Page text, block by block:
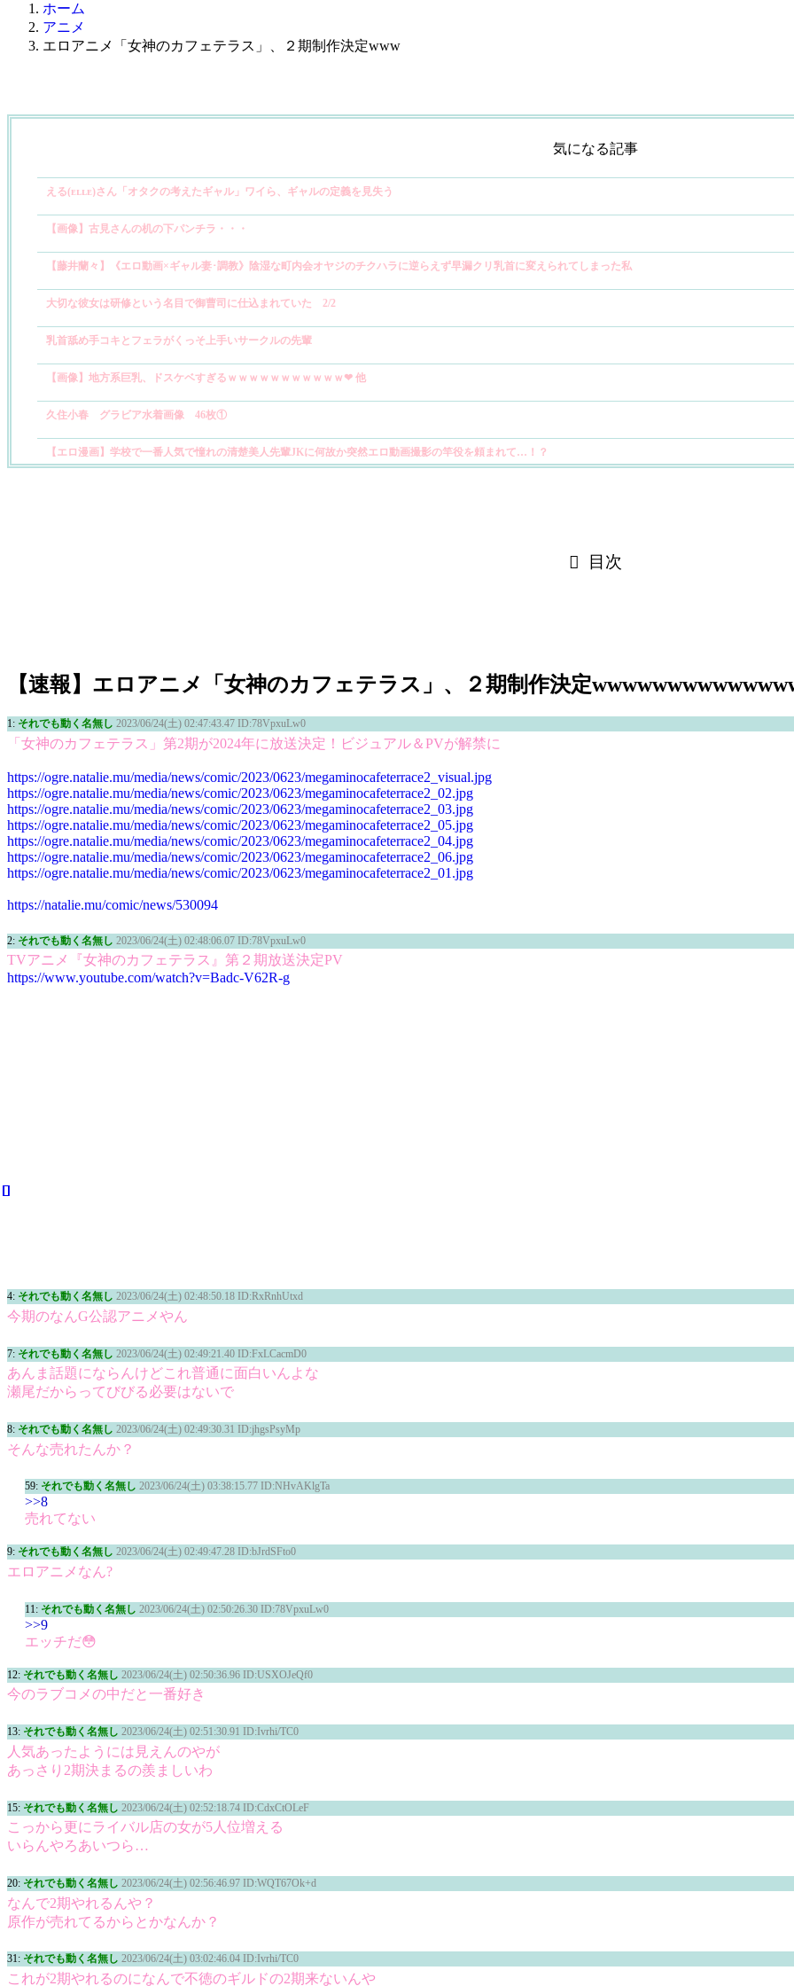
ホーム
アニメ
エロアニメ「女神のカフェテラス」、２期制作決定www
気になる記事
える(ᴇʟʟᴇ)さん「オタクの考えたギャル」ワイら、ギャルの定義を見失う
【画像】古見さんの机の下パンチラ・・・
【藤井蘭々】《エロ動画×ギャル妻･調教》陰湿な町内会オヤジのチクハラに逆らえず早漏クリ乳首に変えられてしまった私
大切な彼女は研修という名目で御曹司に仕込まれていた 2/2
乳首舐め手コキとフェラがくっそ上手いサークルの先輩
【画像】地方系巨乳、ドスケベすぎるｗｗｗｗｗｗｗｗｗｗｗ❤ 他
久住小春 グラビア水着画像 46枚①
【エロ漫画】学校で一番人気で憧れの清楚美人先輩JKに何故か突然エロ動画撮影の竿役を頼まれて…！？
【画像】巨乳JKさん、机にバストを乗っけて休んでしまうｗｗｗｗｗｗｗｗｗｗｗｗ 他
ドナルド・トランプの講演会でおっぱい見せた女性ですが逮捕されるｗｗｗ
【画像】バレー女子さん、なんちゅう尻しとんねんｗｗｗｗｗｗｗｗｗ 他
【炎上】立憲・小宮山泰子「市販の一般的な牛乳は白い水」→謝罪せず「白い水」部分だけ削除して再ポストｗｗｗｗｗ 他
【画像】『プリズマ☆イリヤ』の痛カーテン、さすがにエッチすぎて部屋に人を呼べない
【VR】毎朝夢精をしてしまう僕の目の前に突然現れ全肯定で慰めてくれる精子の匂いが大好きなお掃除フェラ天使 葉月なぎさ
目次
【速報】エロアニメ「女神のカフェテラス」、２期制作決定
1: それでも動く名無し 2023/06/24(土) 02:47:43.47 ID:78VpxuLw0
「女神のカフェテラス」第2期が2024年に放送決定！ビジュアル＆PVが解禁に
https://ogre.natalie.mu/media/news/comic/2023/0623/megaminocafeterrace2_visual.jpg
https://ogre.natalie.mu/media/news/comic/2023/0623/megaminocafeterrace2_02.jpg
https://ogre.natalie.mu/media/news/comic/2023/0623/megaminocafeterrace2_03.jpg
https://ogre.natalie.mu/media/news/comic/2023/0623/megaminocafeterrace2_05.jpg
https://ogre.natalie.mu/media/news/comic/2023/0623/megaminocafeterrace2_04.jpg
https://ogre.natalie.mu/media/news/comic/2023/0623/megaminocafeterrace2_06.jpg
https://ogre.natalie.mu/media/news/comic/2023/0623/megaminocafeterrace2_01.jpg
https://natalie.mu/comic/news/530094
2: それでも動く名無し 2023/06/24(土) 02:48:06.07 ID:78VpxuLw0
TVアニメ『女神のカフェテラス』第２期放送決定PV
https://www.youtube.com/watch?v=Badc-V62R-g
4: それでも動く名無し 2023/06/24(土) 02:48:50.18 ID:RxRnhUtxd
今期のなんG公認アニメやん
7: それでも動く名無し 2023/06/24(土) 02:49:21.40 ID:FxLCacmD0
あんま話題にならんけどこれ普通に面白いんよな
瀬尾だからってびびる必要はないで
8: それでも動く名無し 2023/06/24(土) 02:49:30.31 ID:jhgsPsyMp
そんな売れたんか？
59: それでも動く名無し 2023/06/24(土) 03:38:15.77 ID:NHvAKlgTa
>>8
売れてない
9: それでも動く名無し 2023/06/24(土) 02:49:47.28 ID:bJrdSFto0
エロアニメなん?
11: それでも動く名無し 2023/06/24(土) 02:50:26.30 ID:78VpxuLw0
>>9
エッチだ😳
12: それでも動く名無し 2023/06/24(土) 02:50:36.96 ID:USXOJeQf0
今のラブコメの中だと一番好き
13: それでも動く名無し 2023/06/24(土) 02:51:30.91 ID:Ivrhi/TC0
人気あったようには見えんのやが
あっさり2期決まるの羨ましいわ
15: それでも動く名無し 2023/06/24(土) 02:52:18.74 ID:CdxCtOLeF
こっから更にライバル店の女が5人位増える
いらんやろあいつら…
20: それでも動く名無し 2023/06/24(土) 02:56:46.97 ID:WQT67Ok+d
なんで2期やれるんや？
原作が売れてるからとかなんか？
31: それでも動く名無し 2023/06/24(土) 03:02:46.04 ID:Ivrhi/TC0
これが2期やれるのになんで不徳のギルドの2期来ないんや